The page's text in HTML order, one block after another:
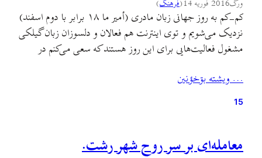
ورگ2016 فوریه 14 (فرهنگ)
کم-کم به روز جهانی زبان مادری (أمير ما ۱۸ برابر با دوم اسفند)
نزدیک می‌شویم و توی اینترنت هم فعالان و دلسوزان زبان گیلکی
مشغول فعالیت‌هایی برای این روز هستند که سعی می‌کنم در
جالب “چالش روز جهانی زبان مادری” که توی تلگرام راه…
… ويشته بۊخؤنين
15
معامله‌ای بر سر روح شهر رشت.